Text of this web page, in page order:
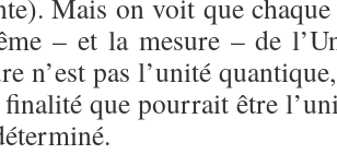
Mais on voit que
– et la mesure – de
n’est pas l’unité
que pourrait être